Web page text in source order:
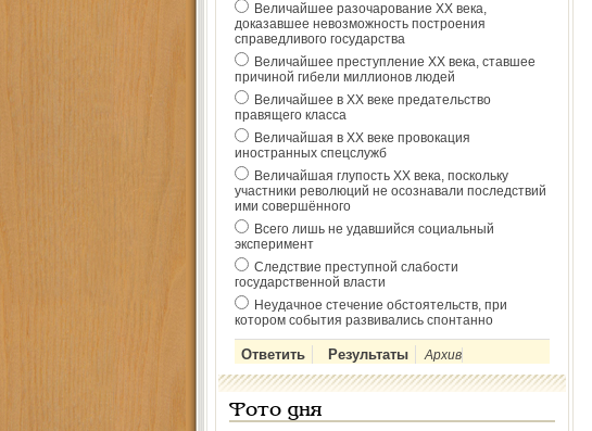
Величайшее разочарование ХХ века,
доказавшее невозможность построения
справедливого государства
Величайшее преступление ХХ века, ставшее
причиной гибели миллионов людей
Величайшее в ХХ веке предательство
правящего класса
Величайшая в ХХ веке провокация
иностранных спецслужб
Величайшая глупость ХХ века, поскольку
участники революций не осознавали последствий
ими совершённого
Всего лишь не удавшийся социальный
эксперимент
Следствие преступной слабости
государственной власти
Неудачное стечение обстоятельств, при
котором события развивались спонтанно
Архив
Фото дня